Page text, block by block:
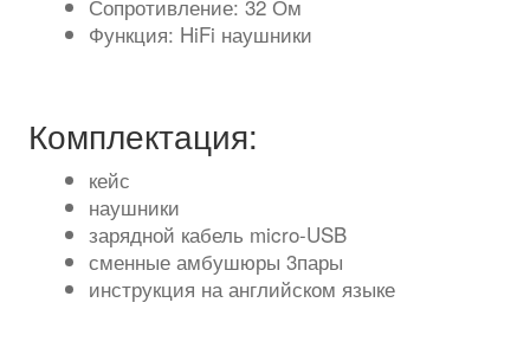
Сопротивление: 32 Ом
Функция: HiFi наушники
Комплектация:
кейс
наушники
зарядной кабель micro-USB
сменные амбушюры 3пары
инструкция на английском языке